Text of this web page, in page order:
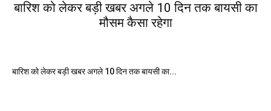
बारिश को लेकर बड़ी खबर अगले 10 दिन तक बायसी का
मौसम कैसा रहेगा
बारिश को लेकर बड़ी खबर अगले 10 दिन तक बायसी का...